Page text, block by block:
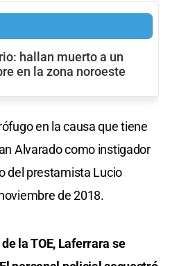
hallan muerto a un
en la zona noroeste
en la causa que tiene
Alvarado como instigador
del prestamista Lucio
de 2018.
la TOE, Laferrara se